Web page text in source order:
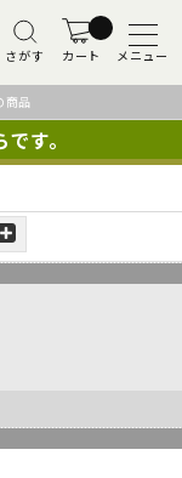
さがす カート メニュー
商品
す。